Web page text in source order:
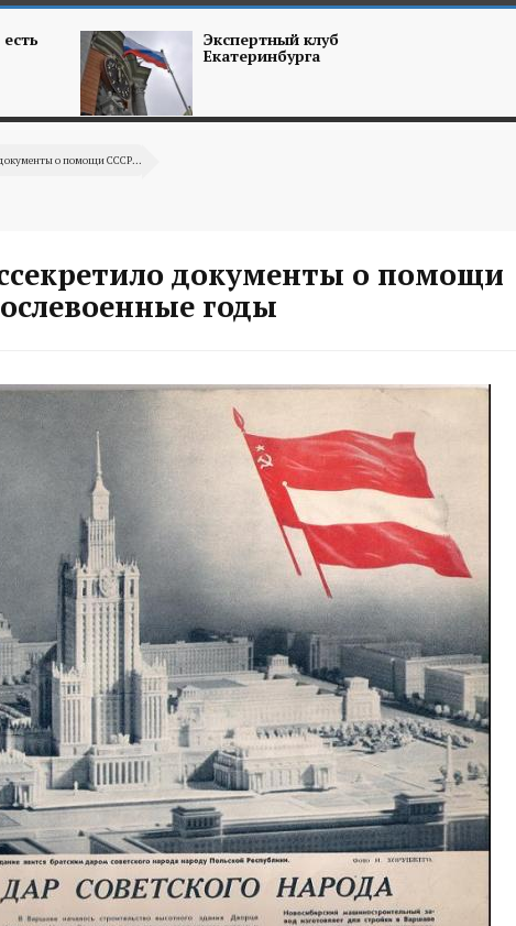
Экспертный клуб
Екатеринбурга
о помощи СССР...
документы о помощи
годы‍